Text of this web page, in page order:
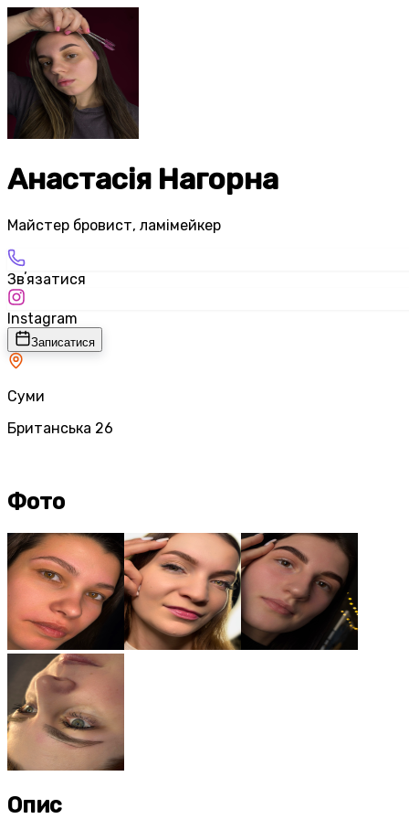
Анастасія Нагорна
Майстер бровист, ламімейкер
Звʼязатися
Instagram
Записатися
Суми
Британська 26
Фото
Опис